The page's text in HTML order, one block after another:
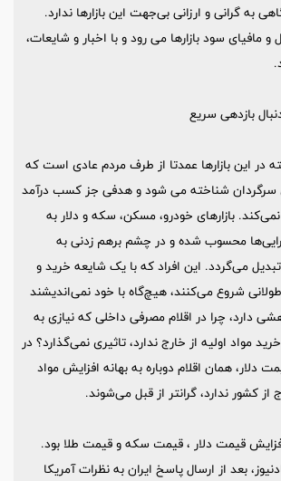
گرانی و ارزانی بی‌جهت این بازارها ندارد.
مافیای سود بازارها می رود و با اخبار و شایعات،
بازدهی سریع
در این بازارها عمدتا از طرف مردم عادی است که
سرگردان شناخته می شود و هدفی جز کسب درآمد
بازارهای خودرو، مسکن، سکه و دلار به
محسوب شده و در چشم‌ برهم زدنی به
می‌گردد. این افراد که با یک شایعه خرید و
شروع می‌کنند، هیچ‌گاه با خود نمی‌اندیشند
دارد، چرا در اقلام مصرفی داخلی که نیازی به
مواد اولیه از خارج ندارد، تاثیری نمی‌گذارد؟ در
دلار، همان اقلام دوباره به بهانه افزایش مواد
از کشور ندارد، گرانتر از قبل می‌شوند.
افزایش قیمت دلار ، قیمت سکه و قیمت طلا بود.
بعد از ارسال پاسخ ایران به نظرات آمریکا